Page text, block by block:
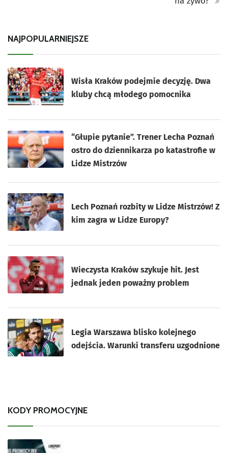
NAJPOPULARNIEJSZE
Wisła Kraków podejmie decyzję. Dwa
kluby chcą młodego pomocnika
“Głupie pytanie”. Trener Lecha Poznań
ostro do dziennikarza po katastrofie w
Lidze Mistrzów
Lech Poznań rozbity w Lidze Mistrzów! Z
kim zagra w Lidze Europy?
Wieczysta Kraków szykuje hit. Jest
jednak jeden poważny problem
Legia Warszawa blisko kolejnego
odejścia. Warunki transferu uzgodnione
KODY PROMOCYJNE